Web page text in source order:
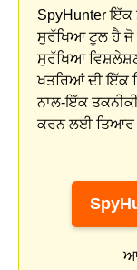
SpyHunter
ਸੁਰੱਖਿਆ ਟੂਲ ਹੈ ਜੋ
ਸੁਰੱਖਿਆ
ਖਤਰਿਆਂ ਦੀ ਇੱਕ
ਨਾਲ-ਇੱਕ
ਕਰਨ ਲਈ ਤਿਆਰ